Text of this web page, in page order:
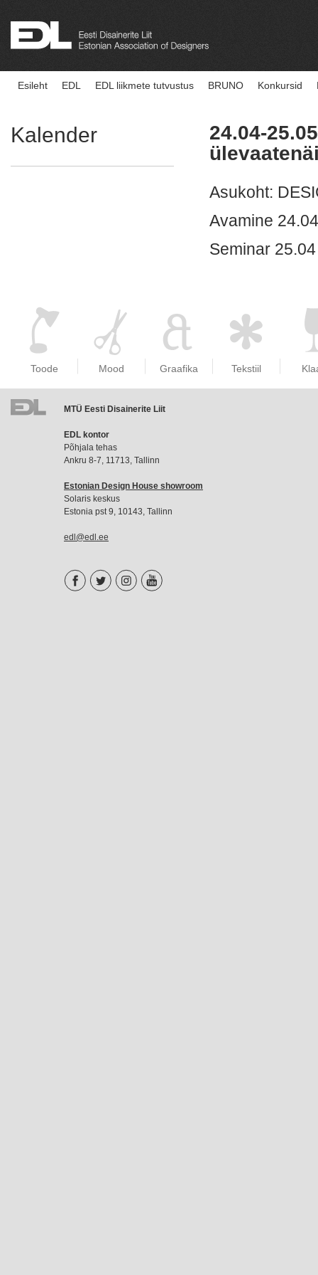
Esileht EDL EDL liikmete tutvustus BRUNO Konkursid
Kalender
24.04-
Asukoht:
Avamine
Seminar
Toode Mood Graafika Tekstiil
liikmemaks
MTÜ Eesti Disainerite Liit
EDL kontor
Põhjala tehas
Ankru 8-7, 11713, Tallinn
Estonian Design House showroom
Solaris keskus
Estonia pst 9, 10143, Tallinn
edl@edl.ee